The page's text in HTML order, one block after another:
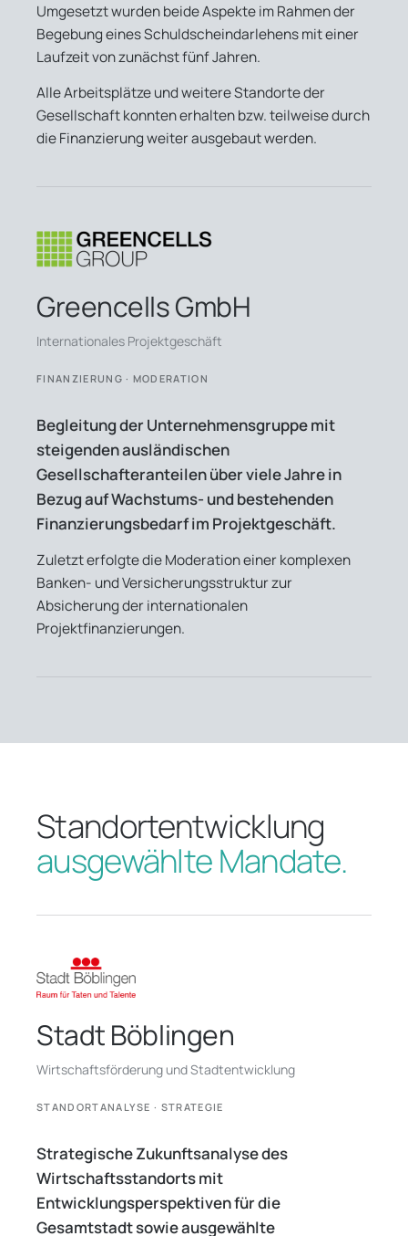
Umgesetzt wurden beide Aspekte im Rahmen der
Begebung eines Schuldscheindarlehens mit einer
Laufzeit von zunächst fünf Jahren.
Alle Arbeitsplätze und weitere Standorte der
Gesellschaft konnten erhalten bzw. teilweise durch
die Finanzierung weiter ausgebaut werden.
Greencells GmbH
Internationales Projektgeschäft
FINANZIERUNG · MODERATION
Begleitung der Unternehmensgruppe mit
steigenden ausländischen
Gesellschafteranteilen über viele Jahre in
Bezug auf Wachstums- und bestehenden
Finanzierungsbedarf im Projektgeschäft.
Zuletzt erfolgte die Moderation einer komplexen
Banken- und Versicherungsstruktur zur
Absicherung der internationalen
Projektfinanzierungen.
Standort­entwicklung
ausgewählte Mandate.
Stadt Böblingen
Wirtschaftsförderung und Stadtentwicklung
STANDORTANALYSE · STRATEGIE
Strategische Zukunftsanalyse des
Wirtschaftsstandorts mit
Entwicklungsperspektiven für die
Gesamtstadt sowie ausgewählte